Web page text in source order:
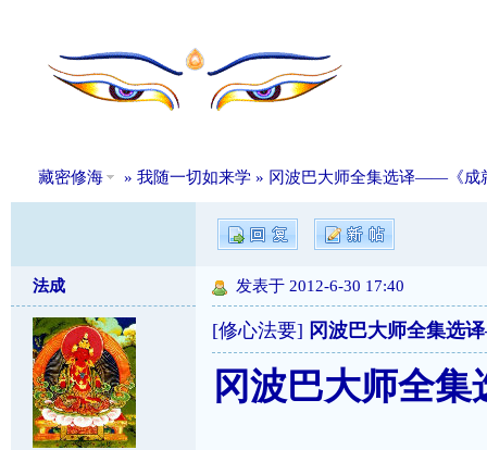
藏密修海 » 我随一切如来学» 冈波巴大师全集选译——《成
法成 发表于 2012-6-30 17:40
[修心法要] 冈波巴大师全集选
冈波巴大师全